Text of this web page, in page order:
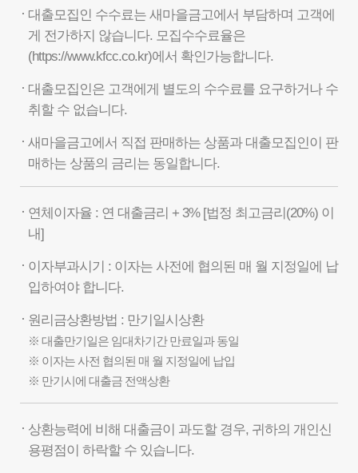
대출모집인 수수료는 새마을금고에서 부담하며 고객에
게 전가하지 않습니다. 모집수수료율은
(https://www.kfcc.co.kr)에서 확인가능합니다.
대출모집인은 고객에게 별도의 수수료를 요구하거나 수
취할 수 없습니다.
새마을금고에서 직접 판매하는 상품과 대출모집인이 판
매하는 상품의 금리는 동일합니다.
연체이자율 : 연 대출금리 + 3% [법정 최고금리(20%) 이
내]
이자부과시기 : 이자는 사전에 협의된 매 월 지정일에 납
입하여야 합니다.
원리금상환방법 : 만기일시상환
※ 대출만기일은 임대차기간 만료일과 동일
※ 이자는 사전 협의된 매 월 지정일에 납입
※ 만기시에 대출금 전액상환
상환능력에 비해 대출금이 과도할 경우, 귀하의 개인신
용평점이 하락할 수 있습니다.